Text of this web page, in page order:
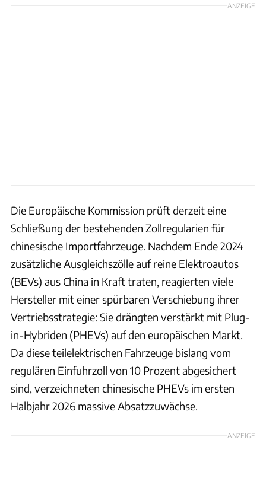
ANZEIGE
Die Europäische Kommission prüft derzeit eine
Schließung der bestehenden Zollregularien für
chinesische Importfahrzeuge. Nachdem Ende 2024
zusätzliche Ausgleichszölle auf reine Elektroautos
(BEVs) aus China in Kraft traten, reagierten viele
Hersteller mit einer spürbaren Verschiebung ihrer
Vertriebsstrategie: Sie drängten verstärkt mit Plug-
in-Hybriden (PHEVs) auf den europäischen Markt.
Da diese teilelektrischen Fahrzeuge bislang vom
regulären Einfuhrzoll von 10 Prozent abgesichert
sind, verzeichneten chinesische PHEVs im ersten
Halbjahr 2026 massive Absatzzuwächse.
ANZEIGE